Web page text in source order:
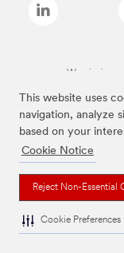
This website uses
navigation, analyze
based on your
Cookie Notice
Reject Non-Essential
Cookie Preferences
Wymienione